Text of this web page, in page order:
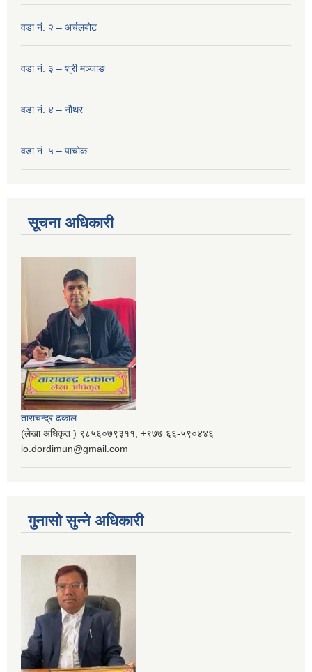
वडा नं. २ – अर्चलबोट
वडा नं. ३ – श्री मञ्‍जाङ
वडा नं. ४ – नौथर
वडा नं. ५ – पाचोक
सूचना अधिकारी
ताराचन्द्र ढकाल
(लेखा अधिकृत ) ९८५६०७९३११, ‌‍‍+९७७ ६६-५९०४४६
io.dordimun@gmail.com
गुनासो सुन्ने अधिकारी